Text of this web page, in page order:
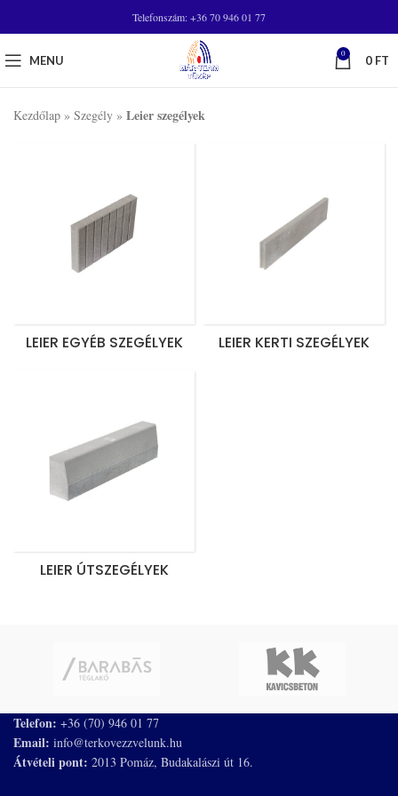
Telefonszám: +36 70 946 01 77
MENU 0 0 FT
Kezdőlap » Szegély » Leier szegélyek
LEIER EGYÉB SZEGÉLYEK LEIER KERTI SZEGÉLYEK
LEIER ÚTSZEGÉLYEK
Telefon: +36 (70) 946 01 77
Email: info@terkovezzvelunk.hu
Átvételi pont: 2013 Pomáz, Budakalászi út 16.